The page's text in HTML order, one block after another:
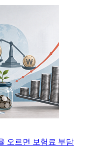
오르면 보험료 부담